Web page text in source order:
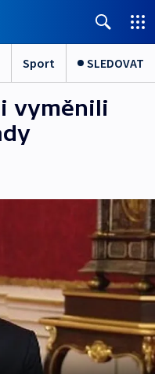
Sport SLEDOVAT
vyměnili